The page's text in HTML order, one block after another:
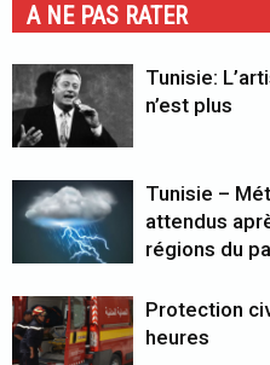
A NE PAS RATER
Tunisie:
n’est plus
Tunisie –
attendus
régions du
Protection
heures